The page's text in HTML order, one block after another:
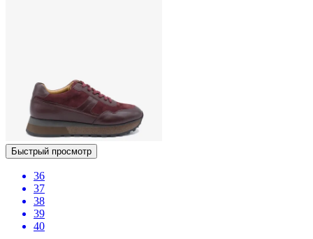
Быстрый просмотр
36
37
38
39
40